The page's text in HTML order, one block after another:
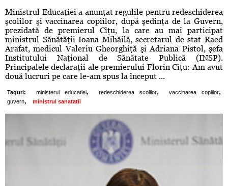
Ministrul Educaţiei a anunţat regulile pentru redeschiderea
şcolilor şi vaccinarea copiilor, după şedinţa de la Guvern,
prezidată de premierul Cîţu, la care au mai participat
ministrul Sănătăţii Ioana Mihăilă, secretarul de stat Raed
Arafat, medicul Valeriu Gheorghiţă şi Adriana Pistol, şefa
Institutului Naţional de Sănătate Publică (INSP).
Principalele declaraţii ale premierului Florin Cîţu: Am avut
două lucruri pe care le-am spus la început ...
Taguri: ministerul educatiei, redeschiderea scolilor, vaccinarea copiilor,
guvern, ministrul sanatatii